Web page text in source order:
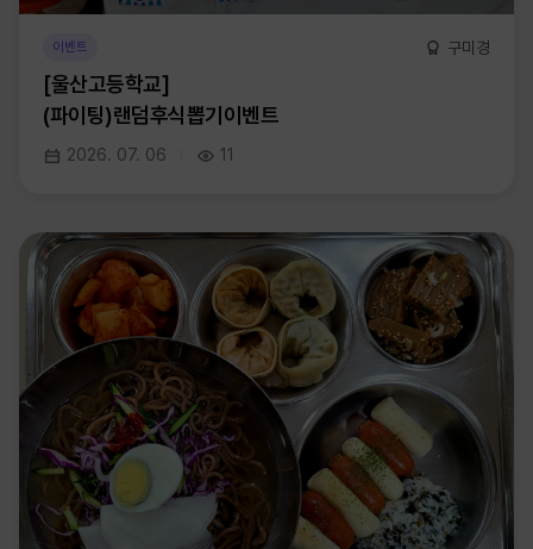
이벤트 구미경
[울산고등학교]
(파이팅)랜덤후식뽑기이벤트
2026. 07. 06 11